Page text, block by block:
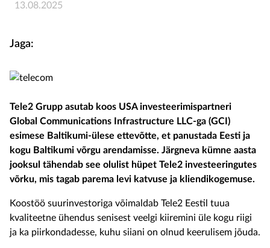
13.08.2025
Jaga:
Tele2 Grupp asutab koos USAinvesteerimispartneri
Global Communications Infrastructure LLC-ga (GCI)
esimese Baltikumi-ülese ettevõtte, et panustada Eesti ja
kogu Baltikumi võrgu arendamisse. Järgneva kümne aasta
jooksul tähendab see olulist hüpet Tele2 investeeringutes
võrku, mis tagab parema levi katvuse ja kliendikogemuse.
Koostöö suurinvestoriga võimaldab Tele2 Eestil tuua
kvaliteetne ühendus senisest veelgi kiiremini üle kogu riigi
ja ka piirkondadesse, kuhu siiani on olnud keerulisem jõuda.